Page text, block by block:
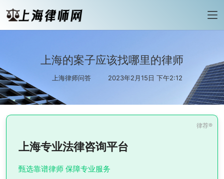
上海的案子应该找哪里的律师
上海律师问答 2023年2月15日 下午2:12
上海专业法律咨询平台
甄选靠谱律师 保障专业服务